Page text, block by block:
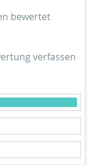
bewertet
verfassen